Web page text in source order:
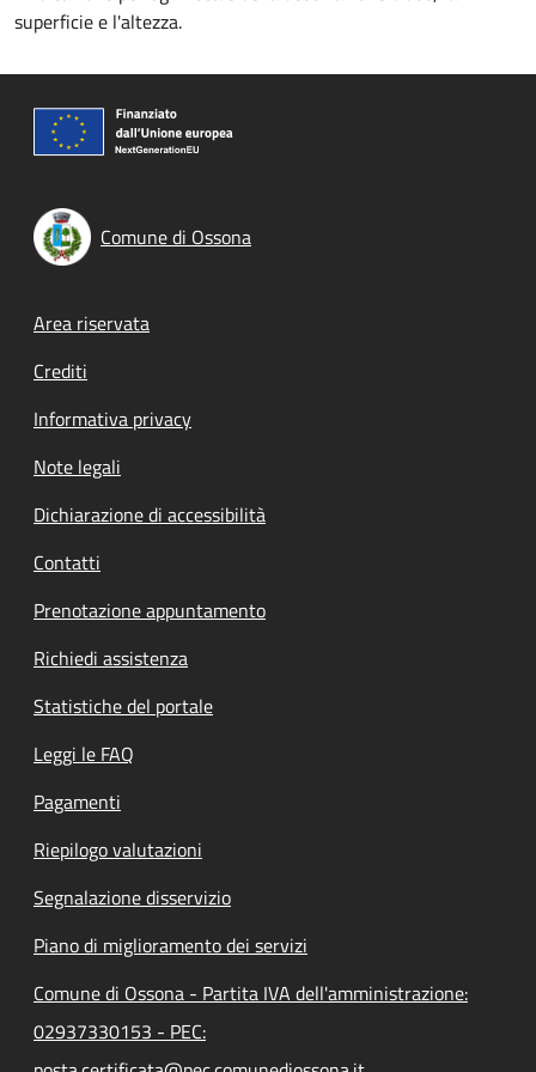
superficie e l'altezza.
Comune di Ossona
Footer menu
Area riservata
Crediti
Informativa privacy
Note legali
Dichiarazione di accessibilità
Contatti
Prenotazione appuntamento
Richiedi assistenza
Statistiche del portale
Leggi le FAQ
Pagamenti
Riepilogo valutazioni
Segnalazione disservizio
Piano di miglioramento dei servizi
Comune di Ossona - Partita IVA dell'amministrazione:
02937330153 - PEC: